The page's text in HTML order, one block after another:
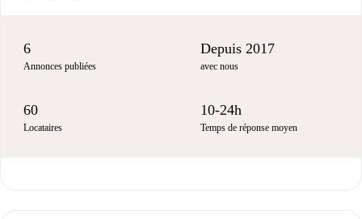
6
Annonces publiées
Depuis 2017
avec nous
60
Locataires
10-24h
Temps de réponse moyen